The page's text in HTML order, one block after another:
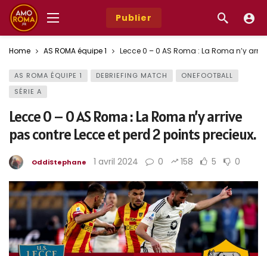
Publier
Home AS ROMA équipe 1 Lecce 0 – 0 AS Roma : La Roma n’y
AS ROMA ÉQUIPE 1 DEBRIEFING MATCH
ONEFOOTBALL
SÉRIE A
Lecce 0 – 0 AS Roma : La Roma n’y arrive
pas contre Lecce et perd 2 points precieux.
OddiStephane 1 avril 2024 0 158 5 0